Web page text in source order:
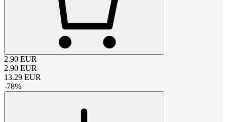
2.90 EUR
2.90 EUR
13.29 EUR
-78%